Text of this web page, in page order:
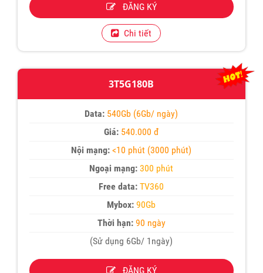
ĐĂNG KÝ
Chi tiết
3T5G180B
Data: 540Gb (6Gb/ ngày)
Giá: 540.000 đ
Nội mạng: <10 phút (3000 phút)
Ngoại mạng: 300 phút
Free data: TV360
Mybox: 90Gb
Thời hạn:90 ngày
(Sử dụng 6Gb/ 1ngày)
ĐĂNG KÝ